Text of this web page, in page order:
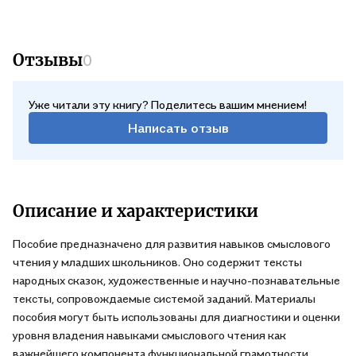
Отзывы0
Уже читали эту книгу? Поделитесь вашим мнением!
Написать отзыв
Описание и характеристики
Пособие предназначено для развития навыков смыслового
чтения у младших школьников. Оно содержит тексты
народных сказок, художественные и научно-познавательные
тексты, сопровождаемые системой заданий. Материалы
пособия могут быть использованы для диагностики и оценки
уровня владения навыками смыслового чтения как
важнейшего компонента функциональной грамотности